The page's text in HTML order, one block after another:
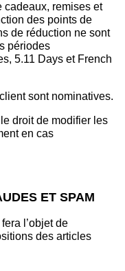
cadeaux, remises et
des points de
de réduction ne sont
périodes
5.11 Days et French
sont nominatives.
droit de modifier les
en cas
ET SPAM
l’objet de
des articles